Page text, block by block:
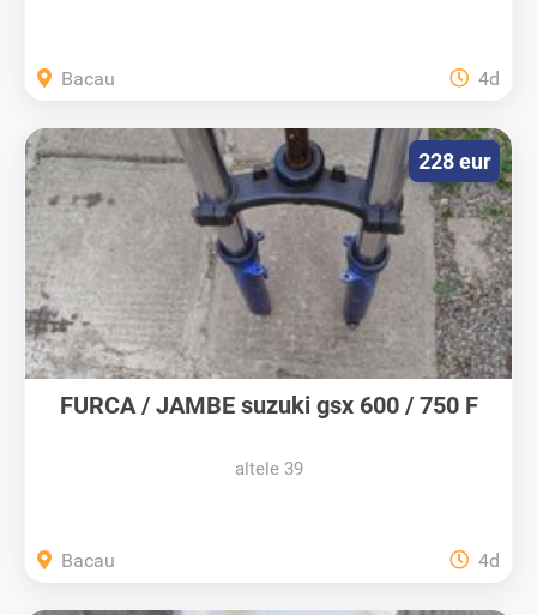
Bacau 4d
FURCA / JAMBE suzuki gsx 600 / 750 F
altele 39
228 eur
Bacau 4d